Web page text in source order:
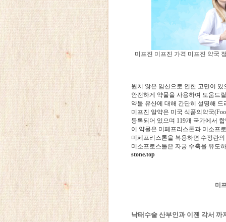
미프진 미프진 가격 미프진 약국
원치 않은 임신으로 인한 고민이 있
안전하게 약물을 사용하여 도움드
약물 유산에 대해 간단히 설명해 드
미프진 알약은 미국 식품의약국
등록되어 있으며 119개 국가에서
이 약물은 미페프리스톤과 미소프
미페프리스톤을 복용하면 수정란
미소프로스톨은 자궁 수축을 유도
stone.top
미
낙태수술 산부인과 이젠 각서 까